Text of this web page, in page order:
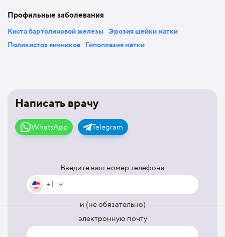
Написать врачу
WhatsApp Telegram
Введите ваш номер телефона
+1
и (не обязательно)
электронную почту
Профильные заболевания
Киста бартолиновой железы Эрозия шейки матки
Поликистоз яичников
Гипоплазия матки